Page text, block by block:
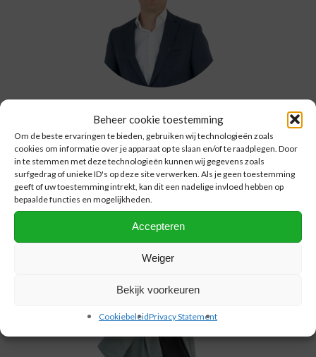
Beheer cookie toestemming
Om de beste ervaringen te bieden, gebruiken wij technologieën zoals
cookies om informatie over je apparaat op te slaan en/of te raadplegen. Door
in te stemmen met deze technologieën kunnen wij gegevens zoals
surfgedrag of unieke ID's op deze site verwerken. Als je geen toestemming
geeft of uw toestemming intrekt, kan dit een nadelige invloed hebben op
bepaalde functies en mogelijkheden.
Accepteren
Weiger
Bekijk voorkeuren
CookiebeleidPrivacy Statement
Arno Treur
CFO
+31 (0)10 313 99 00
arno.treur@nprc.nl